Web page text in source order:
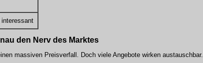
den Nerv des Marktes
massiven Preisverfall. Doch viele Angebote wirken austauschbar.